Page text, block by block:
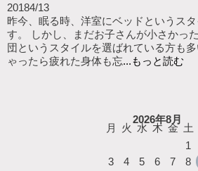
20184/13
昨今、眠る時、洋室にベッドというス
す。 しかし、まだお子さんが小さかっ
団というスタイルを選ばれている方も
ゃったら疲れた身体も忘...もっと読む
2026年8月
月 火 水 木 金 土
1
3
4 5 6 7 8